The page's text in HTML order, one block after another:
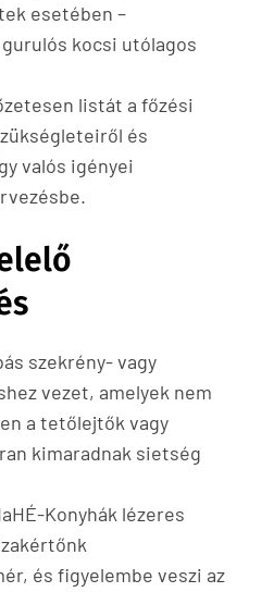
esetében –
kocsi utólagos
listát a főzési
és
valós igényei
szekrény- vagy
vezet, amelyek nem
a tetőlejtők vagy
kimaradnak sietség
Konyhák lézeres
és figyelembe veszi az